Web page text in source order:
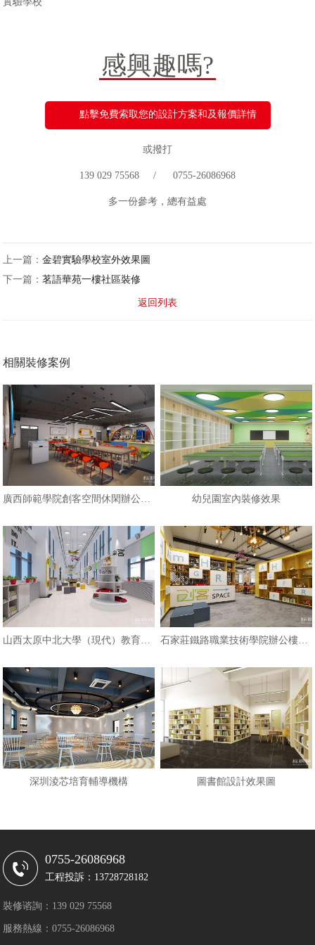
感興趣嗎?
點擊免費索取您的設計方案和及報價詳情
或撥打
139 029 75568 / 0755-26086968
多一份參考，總有益處
上一篇：金碧實驗學校室外效果圖
下一篇：茗語華苑一樓社區裝修
返回列表
相關裝修案例
廣西師範學院創客空間休閑辦公樓設 幼兒園室內裝修效果
山西太原中北大學（現代）教育培訓 石家莊鐵路職業技術學院辦公樓裝修
深圳淩芯培育輔導機構 圖書館設計效果圖
0755-26086968
工程投訴：13728728182
裝修谘詢：139 029 75568
服務熱線：0755-26086968